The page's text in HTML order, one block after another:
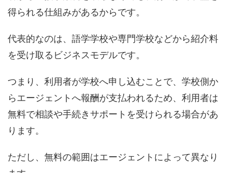
得られる仕組みがあるからです。
代表的なのは、語学学校や専門学校などから紹介料
を受け取るビジネスモデルです。
つまり、利用者が学校へ申し込むことで、学校側か
らエージェントへ報酬が支払われるため、利用者は
無料で相談や手続きサポートを受けられる場合があ
ります。
ただし、無料の範囲はエージェントによって異なり